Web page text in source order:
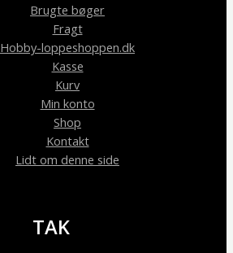
Brugte bøger
Fragt
Hobby-loppeshoppen.dk
Kasse
Kurv
Min konto
Shop
Kontakt
Lidt om denne side
TAK